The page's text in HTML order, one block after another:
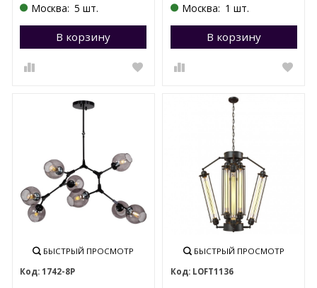
Москва: 5 шт.
В корзину Перейти в корзину
Москва: 1 шт.
В корзину
БЫСТРЫЙ ПРОСМОТР
1742-8P
БЫСТРЫЙ ПРОСМОТР
LOFT1136